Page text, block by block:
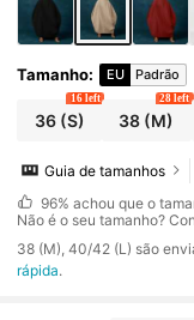
Tamanho: EU Padrão
36(S)
16 left
38 (M)
28 left
Guia de tamanhos
96% achou que o
Não é o seu tamanho?
​38 (M), 40/42 (L) são
rápida.